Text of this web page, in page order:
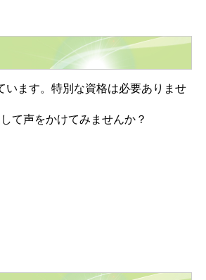
ます。特別な資格は必要ありませ
て声をかけてみませんか？